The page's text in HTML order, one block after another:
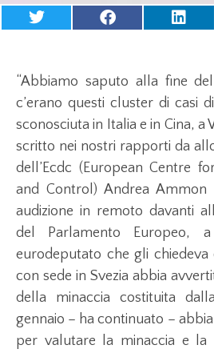
“Abbiamo saputo alla fine
c’erano questi cluster di casi
sconosciuta in Italia e in Cina, a
scritto nei nostri rapporti da
dell’Ecdc (European Centre
and Control) Andrea
audizione in remoto davanti
del Parlamento Europeo,
eurodeputato che gli chiedeva
con sede in Svezia abbia
della minaccia costituita
gennaio – ha continuato –
per valutare la minaccia e la